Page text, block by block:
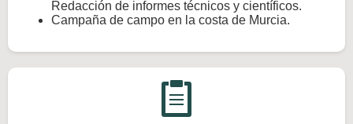
Redacción de informes técnicos y científicos.
Campaña de campo en la costa de Murcia.